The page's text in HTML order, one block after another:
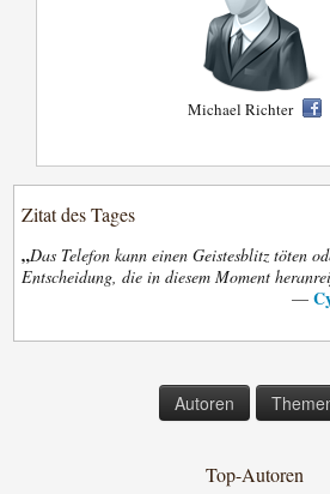
Michael Richter
Zitat des Tages
„Das Telefon kann einen Geistesblitz töten
Entscheidung, die in diesem Moment
—
Autoren
Top-Autoren